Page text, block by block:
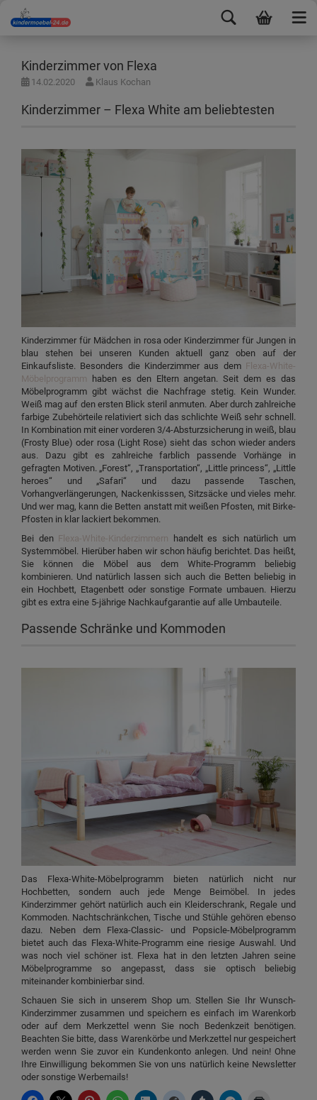
Kinderzimmer von Flexa
14.02.2020 Klaus Kochan
Kinderzimmer – Flexa White am beliebtesten
Kinderzimmer für Mädchen in rosa oder Kinderzimmer für Jungen in
blau stehen bei unseren Kunden aktuell ganz oben auf der
Einkaufsliste. Besonders die Kinderzimmer aus dem Flexa-White-
Möbelprogramm haben es den Eltern angetan. Seit dem es das
Möbelprogramm gibt wächst die Nachfrage stetig. Kein Wunder.
Weiß mag auf den ersten Blick steril anmuten. Aber durch zahlreiche
farbige Zubehörteile relativiert sich das schlichte Weiß sehr schnell.
In Kombination mit einer vorderen 3/4-Absturzsicherung in weiß, blau
(Frosty Blue) oder rosa (Light Rose) sieht das schon wieder anders
aus. Dazu gibt es zahlreiche farblich passende Vorhänge in
gefragten Motiven. „Forest“, „Transportation“, „Little princess“, „Little
heroes“ und „Safari“ und dazu passende Taschen,
Vorhangverlängerungen, Nackenkisssen, Sitzsäcke und vieles mehr.
Und wer mag, kann die Betten anstatt mit weißen Pfosten, mit Birke-
Pfosten in klar lackiert bekommen.
Bei den Flexa-White-Kinderzimmern handelt es sich natürlich um
Systemmöbel. Hierüber haben wir schon häufig berichtet. Das heißt,
Sie können die Möbel aus dem White-Programm beliebig
kombinieren. Und natürlich lassen sich auch die Betten beliebig in
ein Hochbett, Etagenbett oder sonstige Formate umbauen. Hierzu
gibt es extra eine 5-jährige Nachkaufgarantie auf alle Umbauteile.
Passende Schränke und Kommoden
Das Flexa-White-Möbelprogramm bieten natürlich nicht nur
Hochbetten, sondern auch jede Menge Beimöbel. In jedes
Kinderzimmer gehört natürlich auch ein Kleiderschrank, Regale und
Kommoden. Nachtschränkchen, Tische und Stühle gehören ebenso
dazu. Neben dem Flexa-Classic- und Popsicle-Möbelprogramm
bietet auch das Flexa-White-Programm eine riesige Auswahl. Und
was noch viel schöner ist. Flexa hat in den letzten Jahren seine
Möbelprogramme so angepasst, dass sie optisch beliebig
miteinander kombinierbar sind.
Schauen Sie sich in unserem Shop um. Stellen Sie Ihr Wunsch-
Kinderzimmer zusammen und speichern es einfach im Warenkorb
oder auf dem Merkzettel wenn Sie noch Bedenkzeit benötigen.
Beachten Sie bitte, dass Warenkörbe und Merkzettel nur gespeichert
werden wenn Sie zuvor ein Kundenkonto anlegen. Und nein! Ohne
Ihre Einwilligung bekommen Sie von uns natürlich keine Newsletter
oder sonstige Werbemails!